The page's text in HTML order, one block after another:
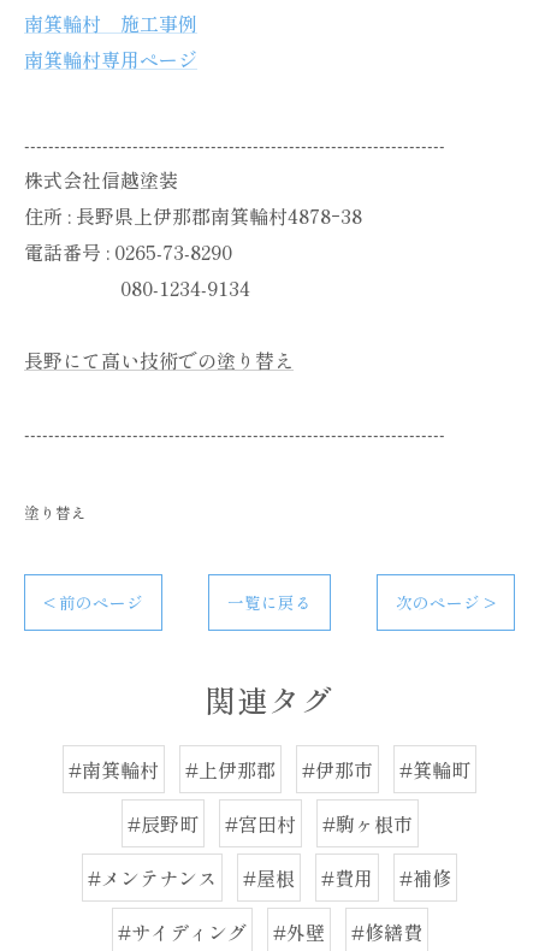
南箕輪村 施工事例
南箕輪村専用ページ
----------------------------------------------------------------------
株式会社信越塗装
住所 : 長野県上伊那郡南箕輪村4878ｰ38
電話番号 : 0265-73-8290
080-1234-9134
長野にて高い技術での塗り替え
----------------------------------------------------------------------
塗り替え
< 前のページ 一覧に戻る 次のページ >
関連タグ
#南箕輪村 #上伊那郡 #伊那市
#箕輪町
#辰野町
#宮田村
#駒ヶ根市
#メンテナンス
#屋根 #費用
#補修
#サイディング
#外壁 #修繕費